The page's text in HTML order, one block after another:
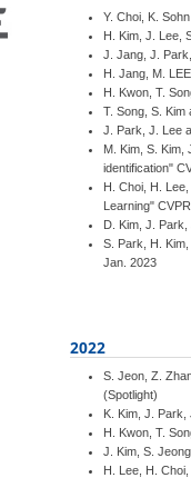
Y. Choi, K.
H. Kim, J. Lee,
J. Jang, J.
H. Jang, M.
H. Kwon, T.
T. Song, S. Kim
J. Park, J. Lee
M. Kim, S.
identification"
H. Choi, H.
Learning"
D. Kim, J.
S. Park, H.
Jan. 2023
2022
S. Jeon, Z.
(Spotlight)
K. Kim, J. Park,
H. Kwon, T.
J. Kim, S.
H. Lee, H.